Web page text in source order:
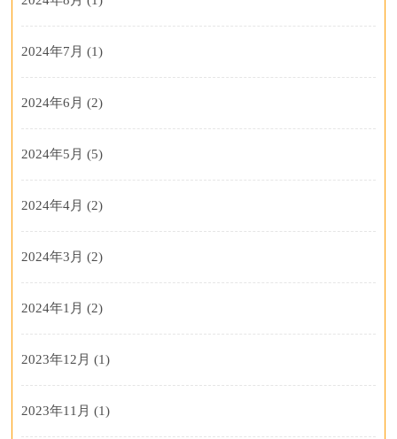
2024年7月 (1)
2024年6月 (2)
2024年5月 (5)
2024年4月 (2)
2024年3月 (2)
2024年1月 (2)
2023年12月 (1)
2023年11月 (1)